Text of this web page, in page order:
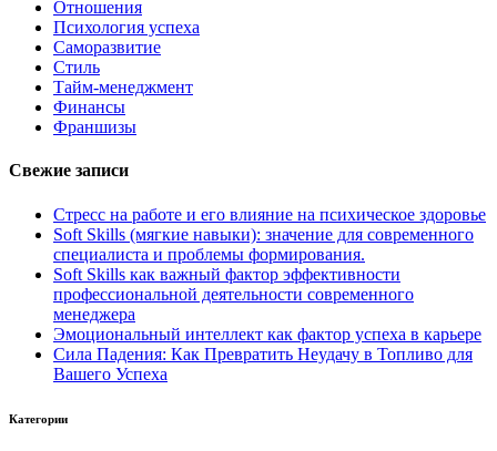
Отношения
Психология успеха
Саморазвитие
Стиль
Тайм-менеджмент
Финансы
Франшизы
Свежие записи
Стресс на работе и его влияние на психическое здоровье
Soft Skills (мягкие навыки): значение для современного
специалиста и проблемы формирования.
Soft Skills как важный фактор эффективности
профессиональной деятельности современного
менеджера
Эмоциональный интеллект как фактор успеха в карьере
Сила Падения: Как Превратить Неудачу в Топливо для
Вашего Успеха
Категории